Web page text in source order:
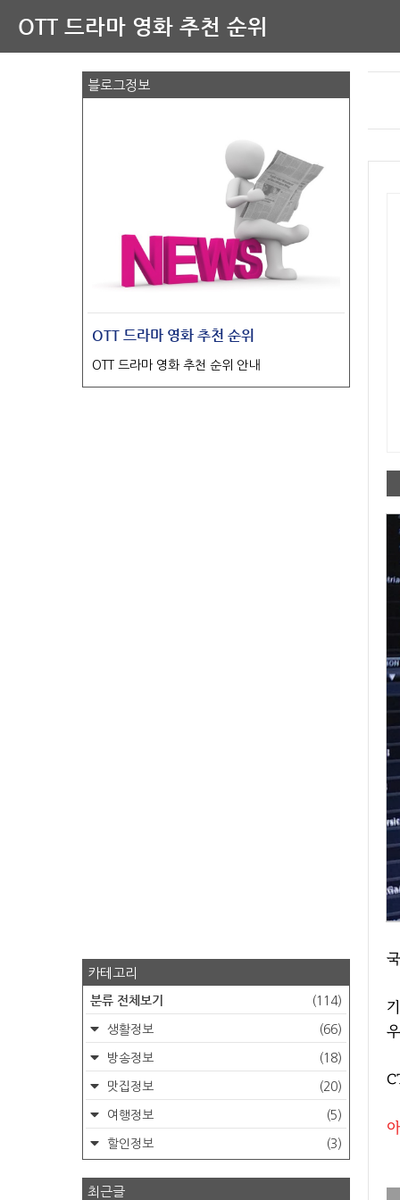
OTT 드라마 영화 추천 순위
블로그정보
OTT 드라마 영화 추천 순위
OTT 드라마 영화 추천 순위 안내
카테고리
분류 전체보기 (114)
생활정보 (66)
방송정보 (18)
맛집정보 (20)
여행정보 (5)
할인정보 (3)
최근글